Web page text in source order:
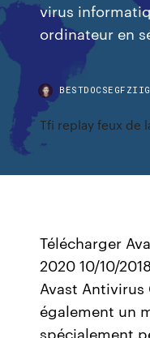
virus
ordinateur en
Tfi replay feux de
Télécharger
2020 10/10/
Avast
également un
spécialement